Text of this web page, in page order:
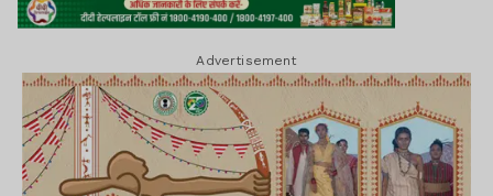
Advertisement